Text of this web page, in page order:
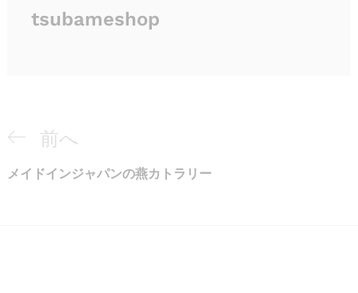
tsubameshop
投
稿
以
前
前へ
メイドインジャパンの燕カトラリー